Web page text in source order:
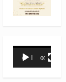
Reproductor
00:00 00:31